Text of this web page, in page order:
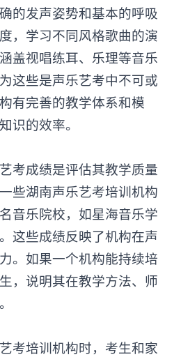
的发声姿势和基本的呼吸
，学习不同风格歌曲的演
盖视唱练耳、乐理等音乐
这些是声乐艺考中不可或
有完善的教学体系和模
识的效率。
成绩是评估其教学质量
些湖南声乐艺考培训机构
音乐院校，如星海音乐学
这些成绩反映了机构在声
。如果一个机构能持续培
，说明其在教学方法、师
培训机构时，考生和家